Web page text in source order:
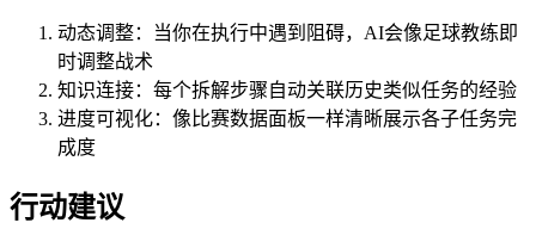
动态调整：当你在执行中遇到阻碍，AI会像足球教练即
时调整战术
知识连接：每个拆解步骤自动关联历史类似任务的经验
进度可视化：像比赛数据面板一样清晰展示各子任务完
成度
行动建议